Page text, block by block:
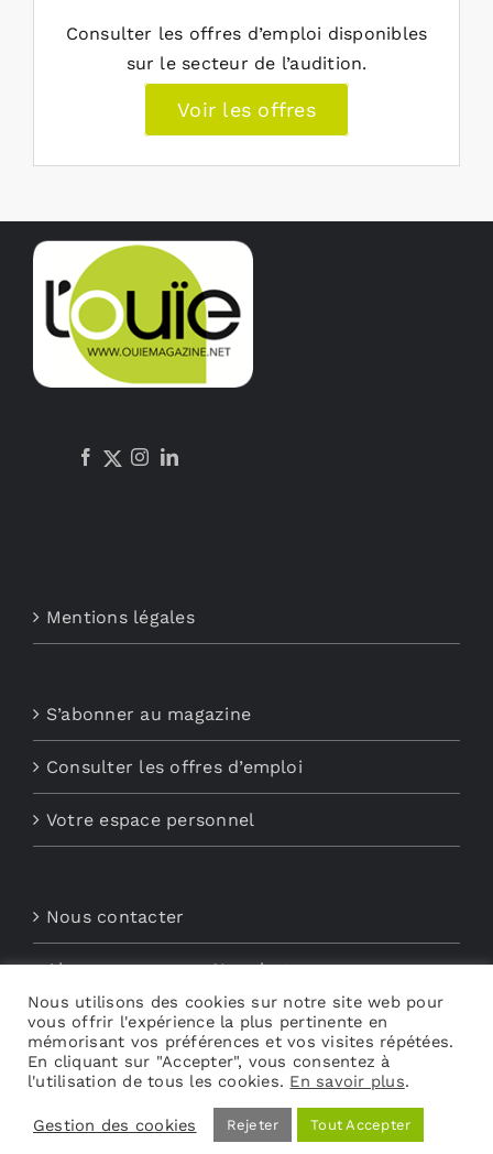
Consulter les offres d’emploi disponibles
sur le secteur de l’audition.
Voir les offres
Mentions légales
S’abonner au magazine
Consulter les offres d’emploi
Votre espace personnel
Nous contacter
Abonnements aux Newsletters
Découvrez My Audio
Nous utilisons des cookies sur notre site web pour
vous offrir l'expérience la plus pertinente en
mémorisant vos préférences et vos visites répétées.
En cliquant sur "Accepter", vous consentez à
l'utilisation de tous les cookies. En savoir plus.
Gestion des cookies Rejeter Tout Accepter